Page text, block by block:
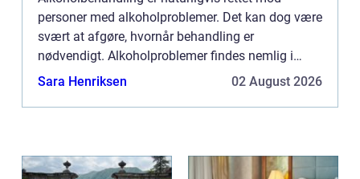
personer med alkoholproblemer. Det kan dog være
svært at afgøre, hvornår behandling er
nødvendigt. Alkoholproblemer findes nemlig i
mange forskellige former, og kan udarte si...
Sara Henriksen 02 August 2026